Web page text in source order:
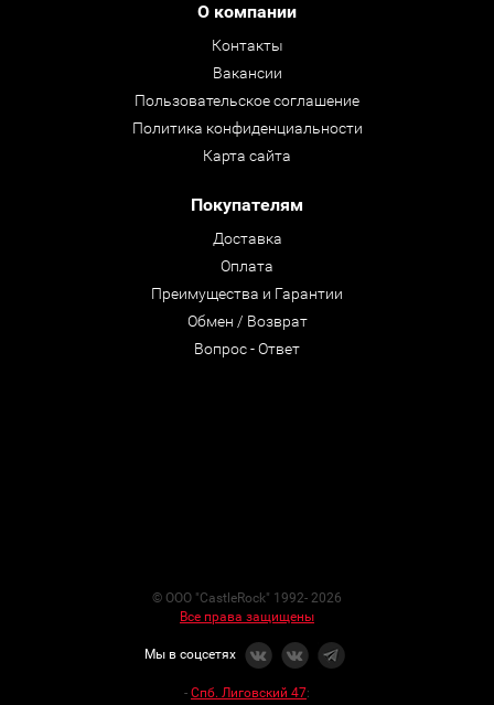
О компании
Контакты
Вакансии
Пользовательское соглашение
Политика конфиденциальности
Карта сайта
Покупателям
Доставка
Оплата
Преимущества и Гарантии
Обмен / Возврат
Вопрос - Ответ
© ООО "CastleRock" 1992- 2026
Все права защищены
Мы в соцсетях
- Спб. Лиговский 47: